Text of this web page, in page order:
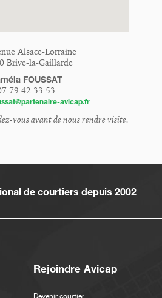
Alsace-Lorraine
Brive-la-Gaillarde
FOUSSAT
79 42 33 53
avicap.fr
vous avant de nous rendre visite.
de courtiers depuis 2002
Rejoindre Avicap
Devenir courtier